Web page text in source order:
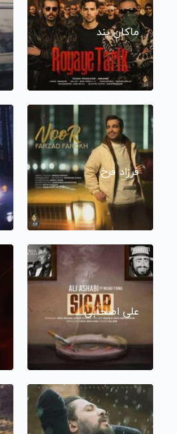
ماکان بند
فرزاد فرخ
علی اصحابی